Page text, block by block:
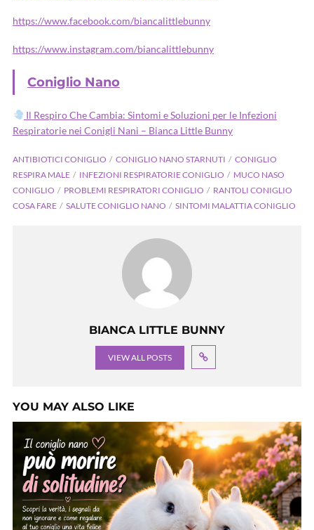
https://www.facebook.com/biancalittlebunny
https://www.instagram.com/biancalittlebunny
Coniglio Nano
Il Respiro Che Cambia: Sintomi e Soluzioni per le Infezioni
Respiratorie nei Conigli Nani – Bianca Little Bunny
ANTIBIOTICI CONIGLIO CONIGLIO NANO STARNUTI
CONIGLIO
RESPIRA MALE
INFEZIONI RESPIRATORIE CONIGLIO
MUCO NASO
CONIGLIO
PROBLEMI RESPIRATORI CONIGLIO
RANTOLI CONIGLIO
COSA FARE
SALUTE CONIGLIO NANO SINTOMI MALATTIA CONIGLIO
BIANCA LITTLE BUNNY
VIEW ALL POSTS
YOU MAY ALSO LIKE